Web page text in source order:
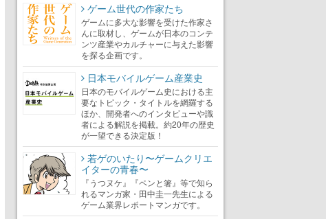
ゲーム世代の作家たち
ゲームに多大な影響を受けた作家さ
んに取材し、ゲームが日本のコンテ
ンツ産業やカルチャーに与えた影響
を探る企画です。
日本モバイルゲーム産業史
日本のモバイルゲーム史における主
要なトピック・タイトルを網羅する
ほか、開発者へのインタビューや識
者による解説を掲載。約20年の歴史
が一望できる決定版！
若ゲのいたり〜ゲームクリエ
イターの青春〜
『うつヌケ』『ペンと箸』等で知ら
れるマンガ家・田中圭一先生による
ゲーム業界レポートマンガです。